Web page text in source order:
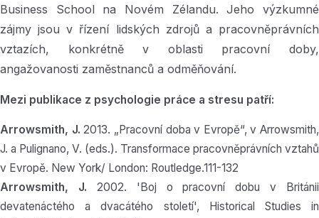
Business School na Novém Zélandu. Jeho výzkumné
zájmy jsou v řízení lidských zdrojů a pracovněprávních
vztazích, konkrétně v oblasti pracovní doby,
angažovanosti zaměstnanců a odměňování.
Mezi publikace z psychologie práce a stresu patří:
Arrowsmith, J.2013. „Pracovní doba v Evropě“, v Arrowsmith,
J. a Pulignano, V. (eds.). Transformace pracovněprávních vztahů
v Evropě. New York/ London: Routledge.111-132
Arrowsmith, J. 2002. 'Boj o pracovní dobu v Británii
devatenáctého a dvacátého století', Historical Studies in